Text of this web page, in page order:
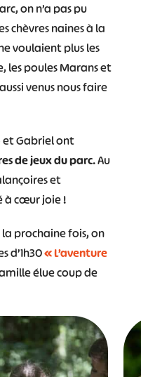
on n’a pas pu
chèvres naines à la
voulaient plus les
les poules Marans et
venus nous faire
et Gabriel ont
de jeux du parc. Au
et
à cœur joie !
la prochaine fois, on
d’1h30« L’aventure
élue coup de